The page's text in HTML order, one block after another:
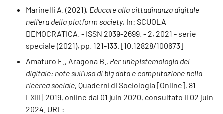
Marinelli A. (2021), Educare alla cittadinanza digitale
nell’era della platform society, In: SCUOLA
DEMOCRATICA. - ISSN 2039-2699. - 2, 2021 - serie
speciale (2021), pp. 121-133. [10.12828/100673]
Amaturo E., Aragona B., Per un’epistemologia del
digitale: note sull’uso di big data e computazione nella
ricerca sociale, Quaderni di Sociologia [Online], 81-
LXIII | 2019, online dal 01 juin 2020, consultato il 02 juin
2024. URL: